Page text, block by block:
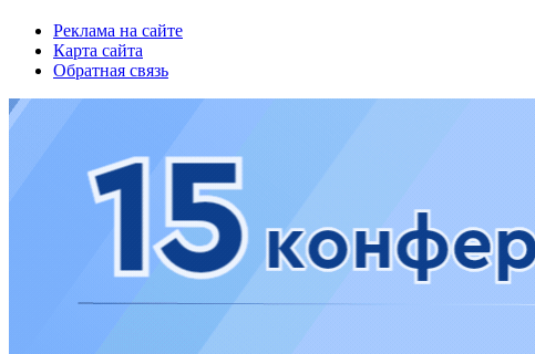
Реклама на сайте
Карта сайта
Обратная связь